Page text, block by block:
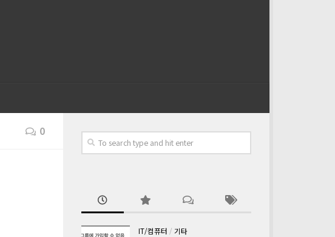
0
IT/컴퓨터 / 기타